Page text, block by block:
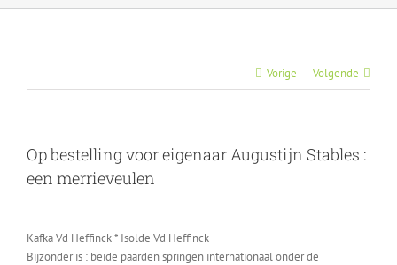
Vorige Volgende
Op bestelling voor eigenaar Augustijn Stables :
een merrieveulen
Kafka Vd Heffinck * Isolde Vd Heffinck
Bijzonder is : beide paarden springen internationaal onder de